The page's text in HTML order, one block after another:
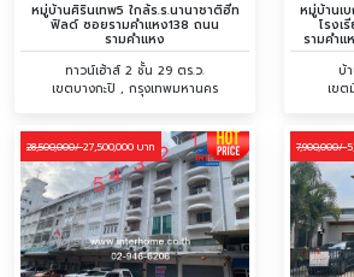
หมู่บ้านศิรินเทพ5 ใกล้ร.ร.นานาชาติฮีท
ฟิลด์ ซอยรามคำแหง138 ถนน
รามคำแหง
ทาวน์เฮ้าส์ 2 ชั้น 29 ตร.ว.
เขตบางกะปิ , กรุงเทพมหานคร
หมู่บ้านเ
โรงเ
รามคำแ
บ้
เข
28,500,000/27,500,000 บาท 7,900,000/